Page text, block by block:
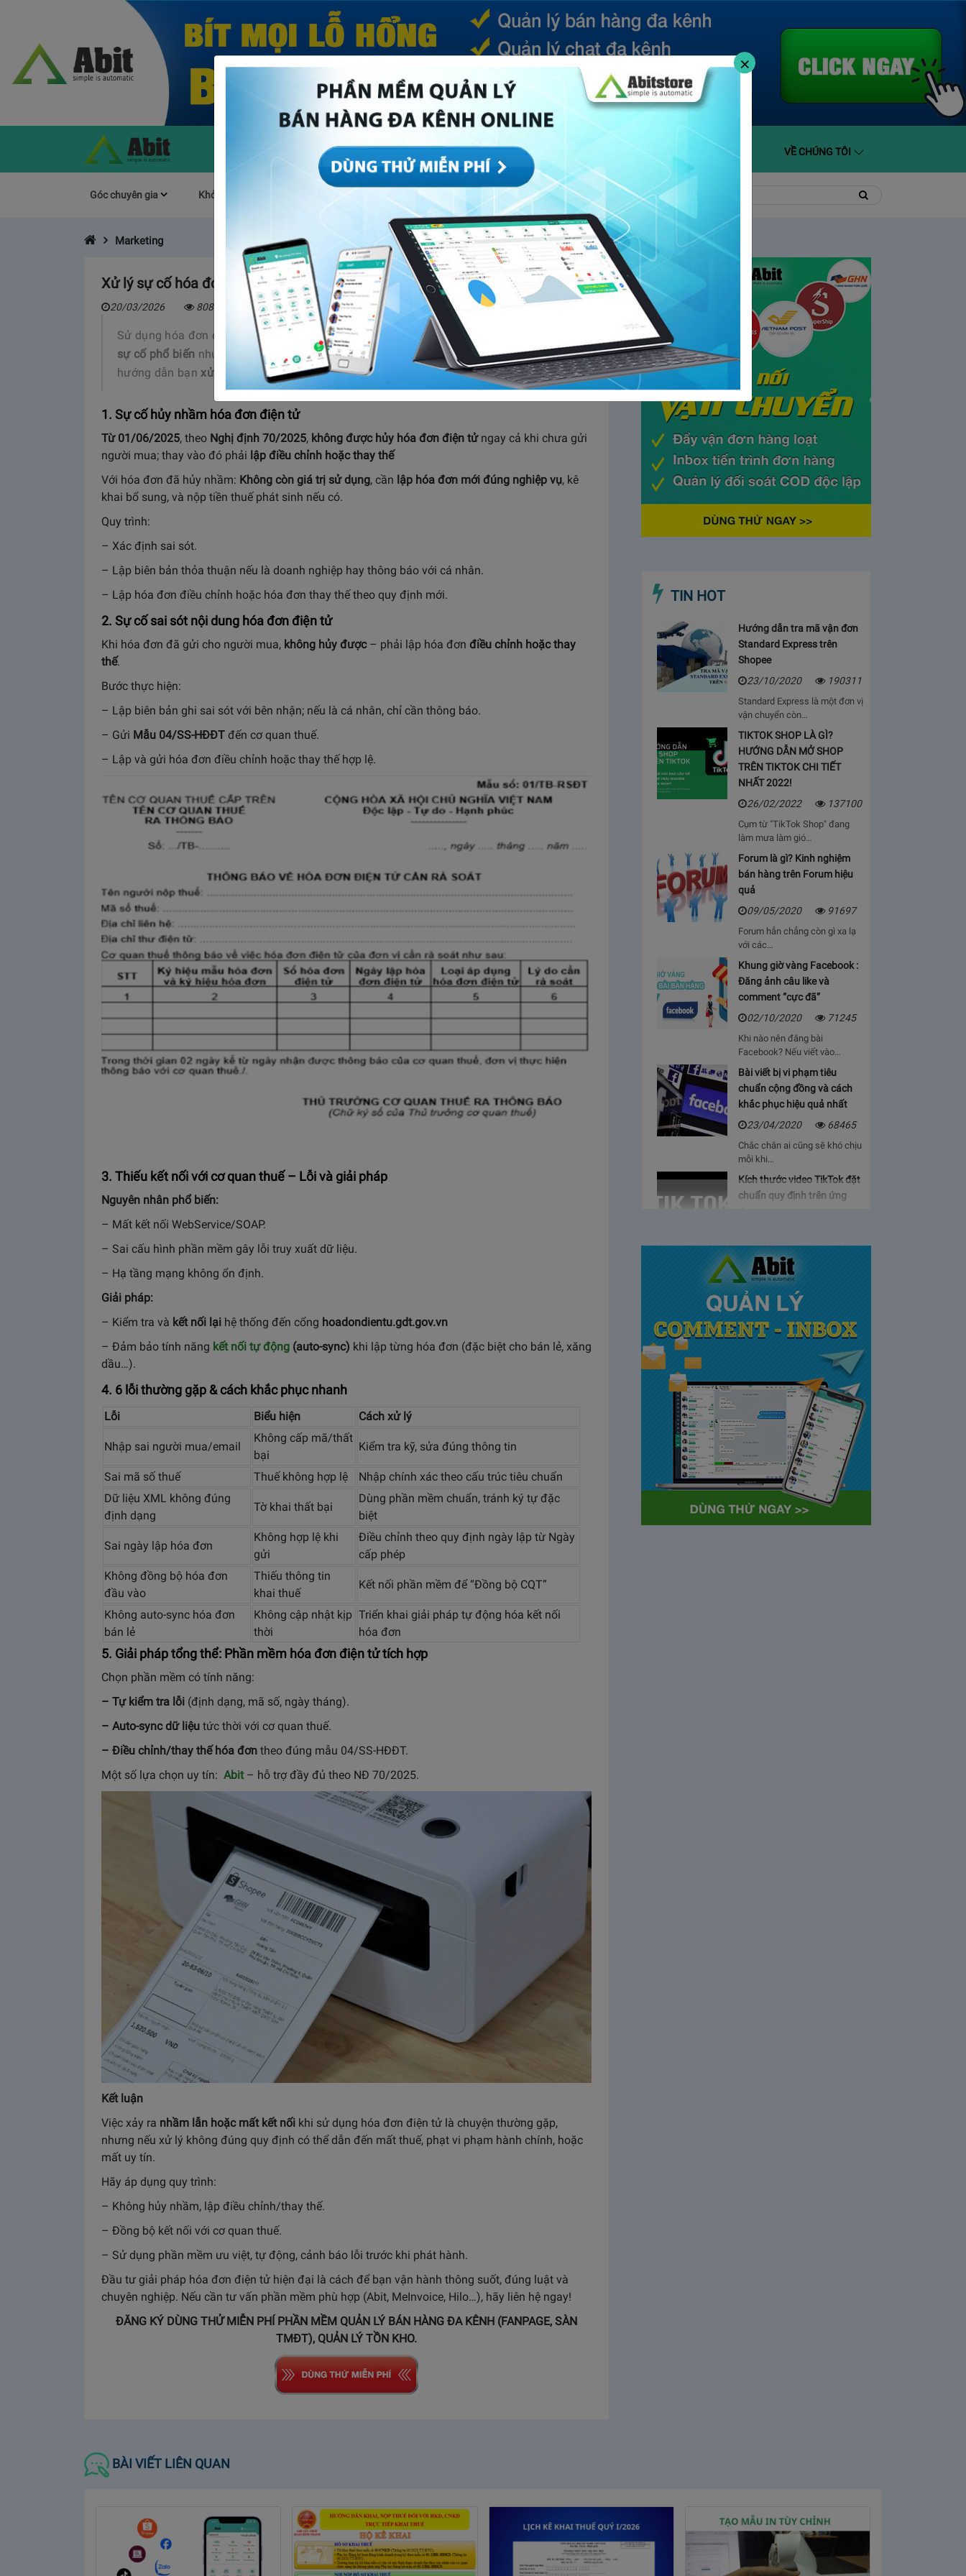
(CURRENT) BÁO GIÁ HỖ TRỢ VỀ CHÚNG TÔI
Góc chuyên gia Khởi Nghiệp Mục khác Quản trị Về Abit
kiếm:
kiếm
Marketing
Xử lý sự cố hóa đơn điện tử: Hủy nhầm, thiếu kết nối & giải pháp ngay
20/03/2026 808
Sử dụng hóa đơn điện tử giúp doanh nghiệp minh bạch và hiệu quả, nhưng đôi khi gặp
sự cố phổ biến như hủy nhầm, thiếu kết nối hoặc sai sót nội dung. Bài viết này sẽ
hướng dẫn bạnxử lý đúng và nhanh chóng, tuân thủ pháp luật mới nhất năm 2025.
1. Sự cố hủy nhầm hóa đơn điện tử
Từ 01/06/2025, theo Nghị định 70/2025, không được hủy hóa đơn điện tửngay cả khi chưa gửi
người mua; thay vào đó phải lập điều chỉnh hoặc thay thế
Với hóa đơn đã hủy nhầm: Không còn giá trị sử dụng, cần lập hóa đơn mới đúng nghiệp vụ, kê
khai bổ sung, và nộp tiền thuế phát sinh nếu có.
Quy trình:
– Xác định sai sót.
– Lập biên bản thỏa thuận nếu là doanh nghiệp hay thông báo với cá nhân.
– Lập hóa đơn điều chỉnh hoặc hóa đơn thay thế theo quy định mới.
2. Sự cố sai sót nội dung hóa đơn điện tử
Khi hóa đơn đã gửi cho người mua, không hủy được– phải lập hóa đơn điều chỉnh hoặc thay
thế.
Bước thực hiện:
– Lập biên bản ghi sai sót với bên nhận; nếu là cá nhân, chỉ cần thông báo.
– Gửi Mẫu 04/SS‑HĐĐT đến cơ quan thuế.
– Lập và gửi hóa đơn điều chỉnh hoặc thay thế hợp lệ.
3. Thiếu kết nối với cơ quan thuế – Lỗi và giải pháp
Nguyên nhân phổ biến:
– Mất kết nối WebService/SOAP.
– Sai cấu hình phần mềm gây lỗi truy xuất dữ liệu.
– Hạ tầng mạng không ổn định.
Giải pháp:
– Kiểm tra và kết nối lại hệ thống đến cổng hoadondientu.gdt.gov.vn
– Đảm bảo tính năng kết nối tự động (auto-sync) khi lập từng hóa đơn (đặc biệt cho bán lẻ, xăng
dầu…).
4. 6 lỗi thường gặp & cách khắc phục nhanh
Lỗi Biểu hiện Cách xử lý
Nhập sai người mua/email
Không cấp mã/thất
bại
Kiểm tra kỹ, sửa đúng thông tin
Sai mã số thuế Thuế không hợp lệ
Nhập chính xác theo cấu trúc tiêu chuẩn
Dữ liệu XML không đúng
định dạng
Tờ khai thất bại
Dùng phần mềm chuẩn, tránh ký tự đặc
biệt
Sai ngày lập hóa đơn
Không hợp lệ khi
gửi
Điều chỉnh theo quy định ngày lập từ Ngày
cấp phép
Không đồng bộ hóa đơn
đầu vào
Thiếu thông tin
khai thuế
Kết nối phần mềm để “Đồng bộ CQT”
Không auto-sync hóa đơn
bán lẻ
Không cập nhật kịp
thời
Triển khai giải pháp tự động hóa kết nối
hóa đơn
5. Giải pháp tổng thể: Phần mềm hóa đơn điện tử tích hợp
Chọn phần mềm có tính năng:
– Tự kiểm tra lỗi (định dạng, mã số, ngày tháng).
– Auto-sync dữ liệu tức thời với cơ quan thuế.
– Điều chỉnh/thay thế hóa đơn theo đúng mẫu 04/SS‑HĐĐT.
Một số lựa chọn uy tín: Abit– hỗ trợ đầy đủ theo NĐ 70/2025.
Kết luận
Việc xảy ra nhầm lẫn hoặc mất kết nối khi sử dụng hóa đơn điện tử là chuyện thường gặp,
nhưng nếu xử lý không đúng quy định có thể dẫn đến mất thuế, phạt vi phạm hành chính, hoặc
mất uy tín.
Hãy áp dụng quy trình:
– Không hủy nhầm, lập điều chỉnh/thay thế.
– Đồng bộ kết nối với cơ quan thuế.
– Sử dụng phần mềm ưu việt, tự động, cảnh báo lỗi trước khi phát hành.
Đầu tư giải pháp hóa đơn điện tử hiện đại là cách để bạn vận hành thông suốt, đúng luật và
chuyên nghiệp. Nếu cần tư vấn phần mềm phù hợp (Abit, MeInvoice, Hilo…), hãy liên hệ ngay!
ĐĂNG KÝ DÙNG THỬ MIỄN PHÍ PHẦN MỀM QUẢN LÝ BÁN HÀNG ĐA KÊNH (FANPAGE, SÀN
TMĐT), QUẢN LÝ TỒN KHO.
TIN HOT
Hướng dẫn tra mã vận đơn
Standard Express trên
Shopee
23/10/2020
190311
Standard Express là một đơn vị
vận chuyển còn…
TIKTOK SHOP LÀ GÌ?
HƯỚNG DẪN MỞ SHOP
TRÊN TIKTOK CHI TIẾT
NHẤT 2022!
26/02/2022
137100
Cụm từ "TikTok Shop" đang
làm mưa làm gió…
Forum là gì? Kinh nghiệm
bán hàng trên Forum hiệu
quả
09/05/2020
91697
Forum hẳn chẳng còn gì xa lạ
với các…
Khung giờ vàng Facebook :
Đăng ảnh câu like và
comment “cực đã”
02/10/2020
71245
Khi nào nên đăng bài
Facebook? Nếu viết vào…
Bài viết bị vi phạm tiêu
chuẩn cộng đồng và cách
khắc phục hiệu quả nhất
23/04/2020
68465
Chắc chắn ai cũng sẽ khó chịu
mỗi khi…
Kích thước video TikTok đặt
chuẩn quy định trên ứng
Bạn sẽ cảm thấy mệt mỏi, vì cứ
phải…
Bảng giá lượt view Youtube
tại Việt Nam và Hoa kỳ mới
28/05/2020
63372
Khi tham gia chương trình
Partner Program của YouTube,
…
Cách bỏ ẩn trò chuyện trên
Zalo ở thiết bị máy tính và
điện thoại iphone
26/05/2020
62311
Bỏ ẩn cuộc trò chuyện là tính
năng khá…
×
BÀI VIẾT LIÊN QUAN